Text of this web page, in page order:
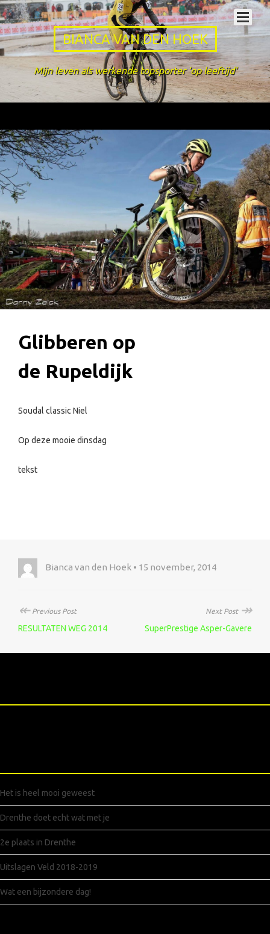
BIANCA VAN DEN HOEK
Mijn leven als werkende topsporter 'op leeftijd'
Glibberen op
de Rupeldijk
Soudal classic Niel
Op deze mooie dinsdag
tekst
Bianca van den Hoek • 15 november, 2014
↞Previous Post
RESULTATEN WEG 2014
Next Post ↠
SuperPrestige Asper-Gavere
Het is heel mooi geweest
Drenthe doet echt wat met je
2e plaats in Drenthe
Uitslagen Veld 2018-2019
Wat een bijzondere dag!